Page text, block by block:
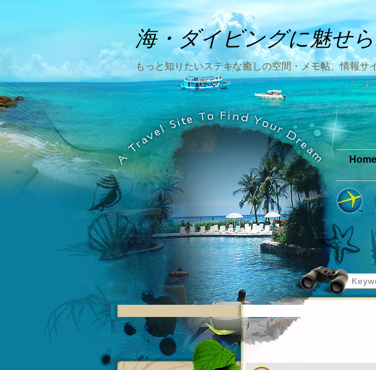
海・ダイビングに魅せ
もっと知りたいステキな癒しの空間・メモ帖、情報サ
Home